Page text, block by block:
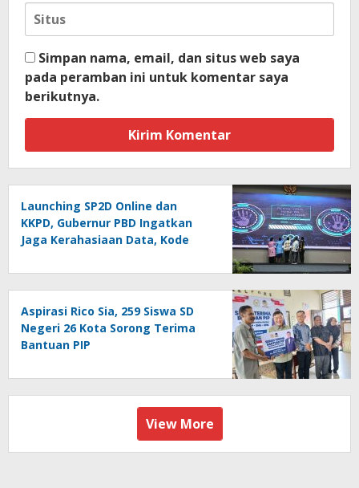
Simpan nama, email, dan situs web saya
pada peramban ini untuk komentar saya
berikutnya.
Launching SP2D Online dan
KKPD, Gubernur PBD Ingatkan
Jaga Kerahasiaan Data, Kode
Aspirasi Rico Sia, 259 Siswa SD
Negeri 26 Kota Sorong Terima
Bantuan PIP
View More